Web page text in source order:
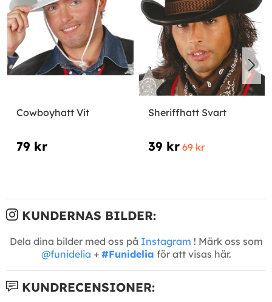
Cowboyhatt Vit
79 kr
Sheriffhatt Svart
39 kr 69 kr
KUNDERNAS BILDER:
Dela dina bilder med oss på Instagram ! Märk oss som
@funidelia + #Funidelia för att visas här.
KUNDRECENSIONER: